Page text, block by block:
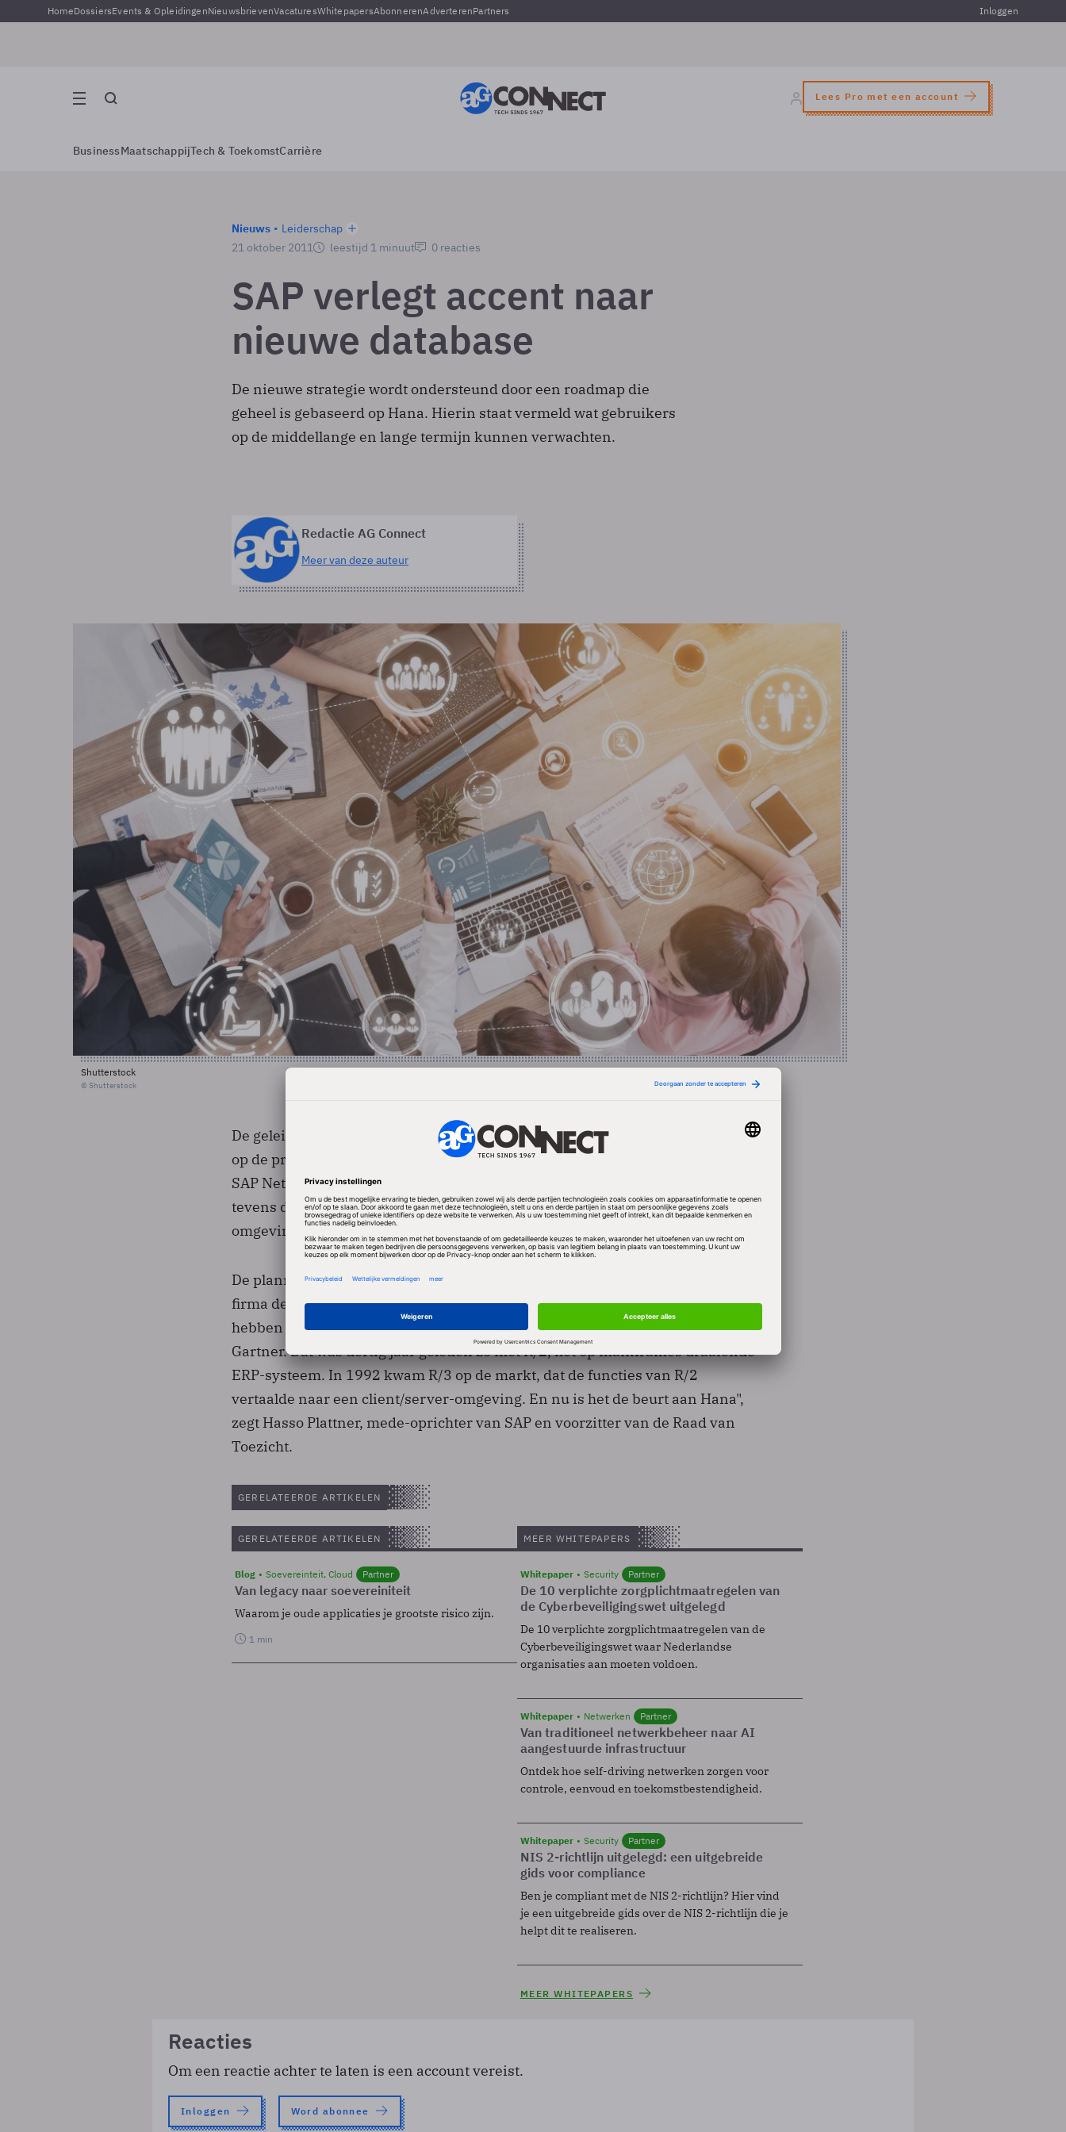
HomeDossiersEvents & OpleidingenNieuwsbrievenVacaturesWhitepapersAbonnerenAdverterenPartners Inloggen
Lees Pro met een account
BusinessMaatschappijTech & ToekomstCarrière
Nieuws
Leiderschap
21 oktober 2011
leestijd 1 minuut 0 reacties
SAP verlegt accent naar
nieuwe database
De nieuwe strategie wordt ondersteund door een roadmap die
geheel is gebaseerd op Hana. Hierin staat vermeld wat gebruikers
op de middellange en lange termijn kunnen verwachten.
Redactie AG Connect
Meer van deze auteur
Shutterstock
© Shutterstock
De geleidelijke accentverschuiving richting Hana heeft niet alleen betrekking
op de producten die SAP van oudsher op de markt bracht, maar ook op het
SAP NetWeaver platform, en de applicaties van SAP BusinessObjects. Het is
tevens de bedoeling om koppelingen naar een op Hana gebaseerde
omgeving te bieden aan software van derden.
De plannen van SAP zijn geanalyseerd door Gartner en dat bureau stelt dat de
firma de uitdaging van een nieuwe architectuur met verve is aangegaan. "We
hebben al eerder cruciale momenten in ons bestaan laten doorlichten door
Gartner. Dat was dertig jaar geleden zo met R/2, het op mainframes draaiende
ERP-systeem. In 1992 kwam R/3 op de markt, dat de functies van R/2
vertaalde naar een client/server-omgeving. En nu is het de beurt aan Hana",
zegt Hasso Plattner, mede-oprichter van SAP en voorzitter van de Raad van
Toezicht.
GERELATEERDE ARTIKELEN
GERELATEERDE ARTIKELEN
Blog Soevereinteit, Cloud Partner
Van legacy naar soevereiniteit
Waarom je oude applicaties je grootste risico zijn.
1 min
MEER WHITEPAPERS
Whitepaper Security Partner
De 10 verplichte zorgplichtmaatregelen van
de Cyberbeveiligingswet uitgelegd
De 10 verplichte zorgplichtmaatregelen van de
Cyberbeveiligingswet waar Nederlandse
organisaties aan moeten voldoen.
Whitepaper Netwerken Partner
Van traditioneel netwerkbeheer naar AI
aangestuurde infrastructuur
Ontdek hoe self-driving netwerken zorgen voor
controle, eenvoud en toekomstbestendigheid.
Whitepaper Security Partner
NIS 2-richtlijn uitgelegd: een uitgebreide
gids voor compliance
Ben je compliant met de NIS 2-richtlijn? Hier vind
je een uitgebreide gids over de NIS 2-richtlijn die je
helpt dit te realiseren.
MEER WHITEPAPERS
Reacties
Om een reactie achter te laten is een account vereist.
Inloggen Word abonnee